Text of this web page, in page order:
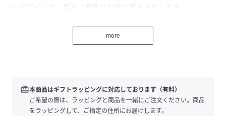
いデザインで、程よい肌見せが抜け感を演出します。
い絶妙なボリューム感で、スッキリ見えと体型カバーを同時
軽やかでさらりとした肌触りが夏に最適です。
ーーー
more
redeem本商品はギフトラッピングに対応しております（有料）
ご希望の際は、ラッピングと商品を一緒にご注文ください。商品
をラッピングして、ご指定の住所にお届けします。